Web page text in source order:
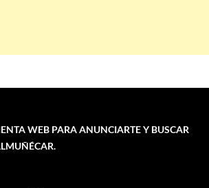
WEB PARA ANUNCIARTE Y BUSCAR